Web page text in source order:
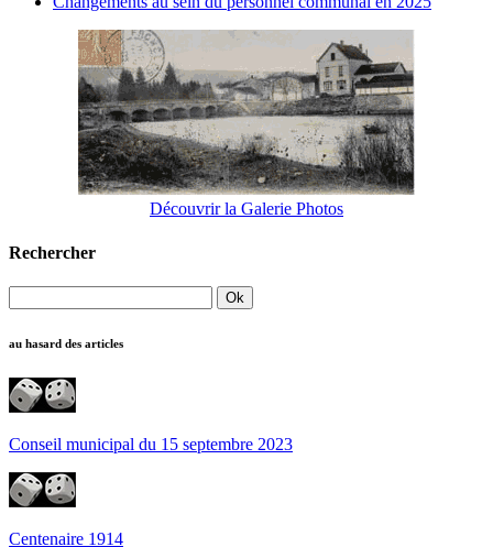
Découvrir la Galerie Photos
Rechercher
au hasard des articles
Conseil municipal du 15 septembre 2023
Centenaire 1914